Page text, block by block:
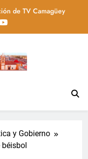
de TV Camagüey
Camagüey,
con contenidos
y Gobierno